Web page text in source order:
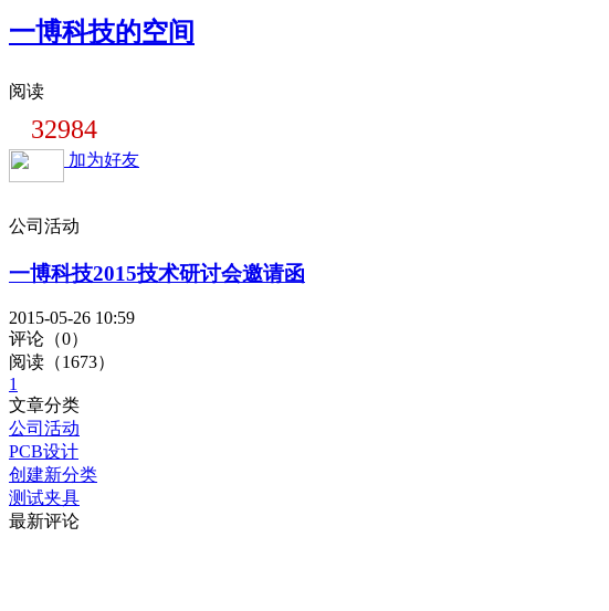
一博科技的空间
阅读
32984
加为好友
公司活动
一博科技2015技术研讨会邀请函
2015-05-26 10:59
评论（0）
阅读（1673）
1
文章分类
公司活动
PCB设计
创建新分类
测试夹具
最新评论